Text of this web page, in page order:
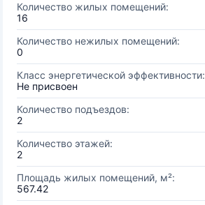
Количество жилых помещений:
16
Количество нежилых помещений:
0
Класс энергетической эффективности:
Не присвоен
Количество подъездов:
2
Количество этажей:
2
Площадь жилых помещений, м²:
567.42